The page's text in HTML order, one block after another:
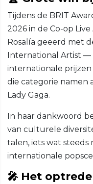
Tijdens de BRIT
2026 in de Co-op
Rosalía geëerd met
International Artist —
internationale prijzen
die categorie namen
Lady Gaga.
In haar dankwoord
van culturele
talen, iets wat
internationale
🎤 Het